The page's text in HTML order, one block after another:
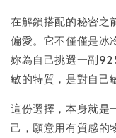
在解鎖搭配的秘密之
偏愛。它不僅僅是冰
妳為自己挑選一副
敏的特質，是對自己
這份選擇，本身就是
己，願意用有質感的